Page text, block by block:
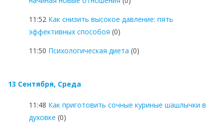
11:52 Как снизить высокое давление: пять
эффективных способоя (0)
11:50 Психологическая диета (0)
13 Сентября, Среда
11:48 Как приготовить сочные куриные шашлычки в
духовке (0)